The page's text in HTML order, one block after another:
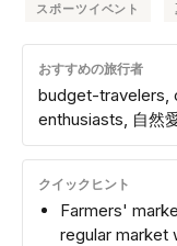
スポーツイベント
おすすめの旅行者
budget-travelers,
enthusiasts, 自然
クイックヒント
Farmers'
regular market